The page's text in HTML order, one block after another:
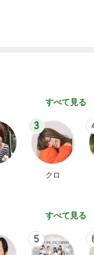
すべて見る
3
クロ
すべて見る
5